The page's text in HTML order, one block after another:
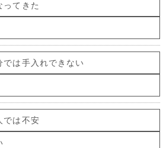
ってきた
は手入れできない
では不安